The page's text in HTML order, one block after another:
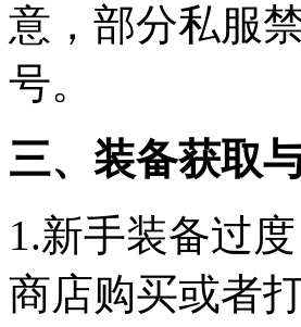
意，部分私服
号。
三、装备获取
1.新手装备过
商店购买或者